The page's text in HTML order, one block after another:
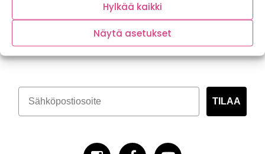
Hylkää kaikki
Näytä asetukset
Tilaa kasvispitoinen uutiskirje
TILAA